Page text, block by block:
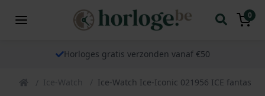
0
Horloges gratis verzonden vanaf €50
Ice-Watch Ice-Watch Ice-Iconic 021956 ICE fantasia